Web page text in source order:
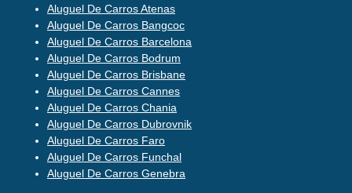
Aluguel De Carros Atenas
Aluguel De Carros Bangcoc
Aluguel De Carros Barcelona
Aluguel De Carros Bodrum
Aluguel De Carros Brisbane
Aluguel De Carros Cannes
Aluguel De Carros Chania
Aluguel De Carros Dubrovnik
Aluguel De Carros Faro
Aluguel De Carros Funchal
Aluguel De Carros Genebra